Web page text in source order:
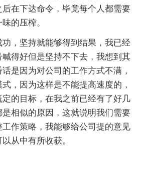
在下达命令，毕竟每个人都需要
的压榨。
，坚持就能够得到结果，我已经
得好但是坚持不下去，我想到其
是因为对公司的工作方式不满，
，因为这样是不能提高速度的，
的目标，在我之前已经有了好几
相似的原因，这就说明我们需要
作策略，我能够给公司提的意见
从中有所收获。